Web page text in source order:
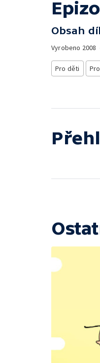
Obsah
Vyrobeno 2008
Pro děti